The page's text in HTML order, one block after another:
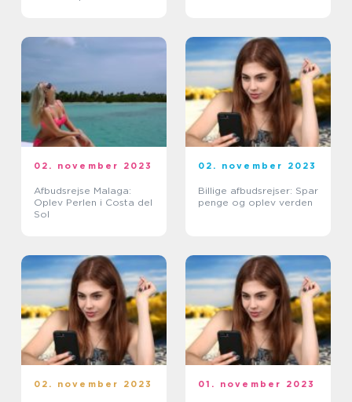
02. november 2023
Afbudsrejse Malaga:
Oplev Perlen i Costa del
Sol
02. november 2023
Billige afbudsrejser: Spar
penge og oplev verden
02. november 2023 01. november 2023